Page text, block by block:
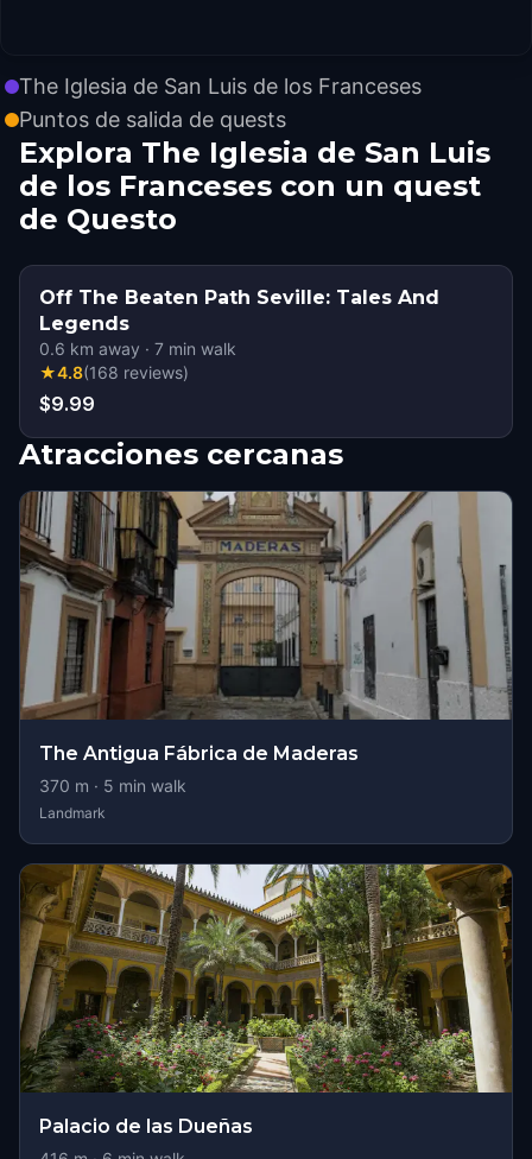
The Iglesia de San Luis de los Franceses
Puntos de salida de quests
Explora The Iglesia de San Luis
de los Franceses con un quest
de Questo
Off The Beaten Path Seville: Tales And
Legends
0.6 km away · 7 min walk
★4.8(168 reviews)
$9.99
Atracciones cercanas
The Antigua Fábrica de Maderas
370 m · 5 min walk
Landmark
Palacio de las Dueñas